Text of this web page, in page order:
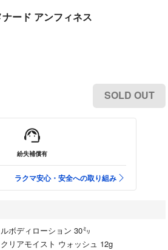
ード アンフィネス
SOLD OUT
紛失補償有
ラクマ安心・安全への取り組み
ボディローション 30㍉
リアモイスト ウォッシュ 12g